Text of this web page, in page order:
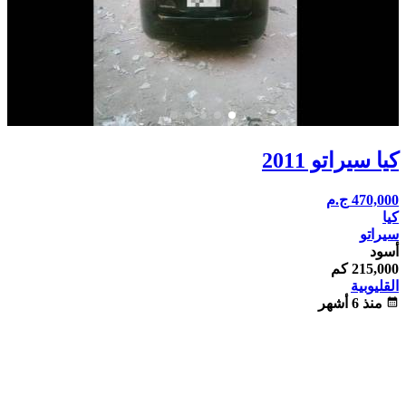
كيا سيراتو 2011
470,000 ج.م
كيا
سيراتو
أسود
215,000 كم
القليوبية
calendar_month منذ 6 أشهر